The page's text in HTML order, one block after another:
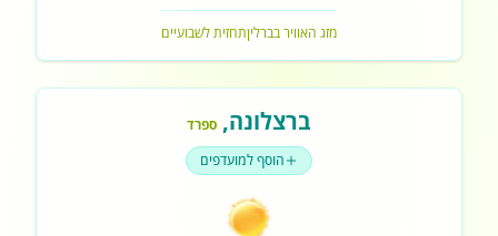
מזג האוויר בברליןתחזית לשבועיים
ברצלונה, ספרד
הוסף למועדפים